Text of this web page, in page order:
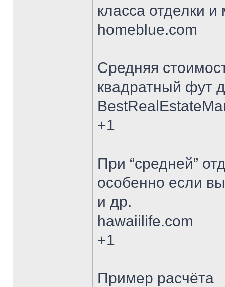
класса отделки
homeblue.com
Средняя
квадратный фут
+1
При “средней”
особенно если
и др.
hawaiilife.com
+1
Пример расчёта